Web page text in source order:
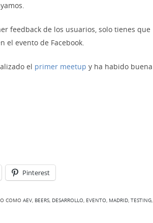
feedback de los usuarios, solo tienes que
evento de Facebook.
el primer meetup y ha habido buena
Pinterest
COMO AEV, BEERS, DESARROLLO, EVENTO, MADRID, TESTING,